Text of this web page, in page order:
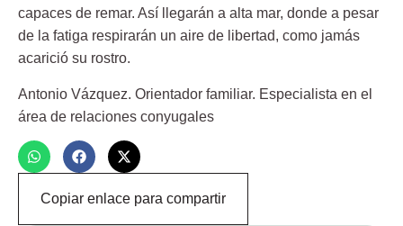
capaces de remar. Así llegarán a alta mar, donde a pesar
de la fatiga respirarán un aire de libertad, como jamás
acarició su rostro.
Antonio Vázquez. Orientador familiar. Especialista en el
área de relaciones conyugales
Copiar enlace para compartir